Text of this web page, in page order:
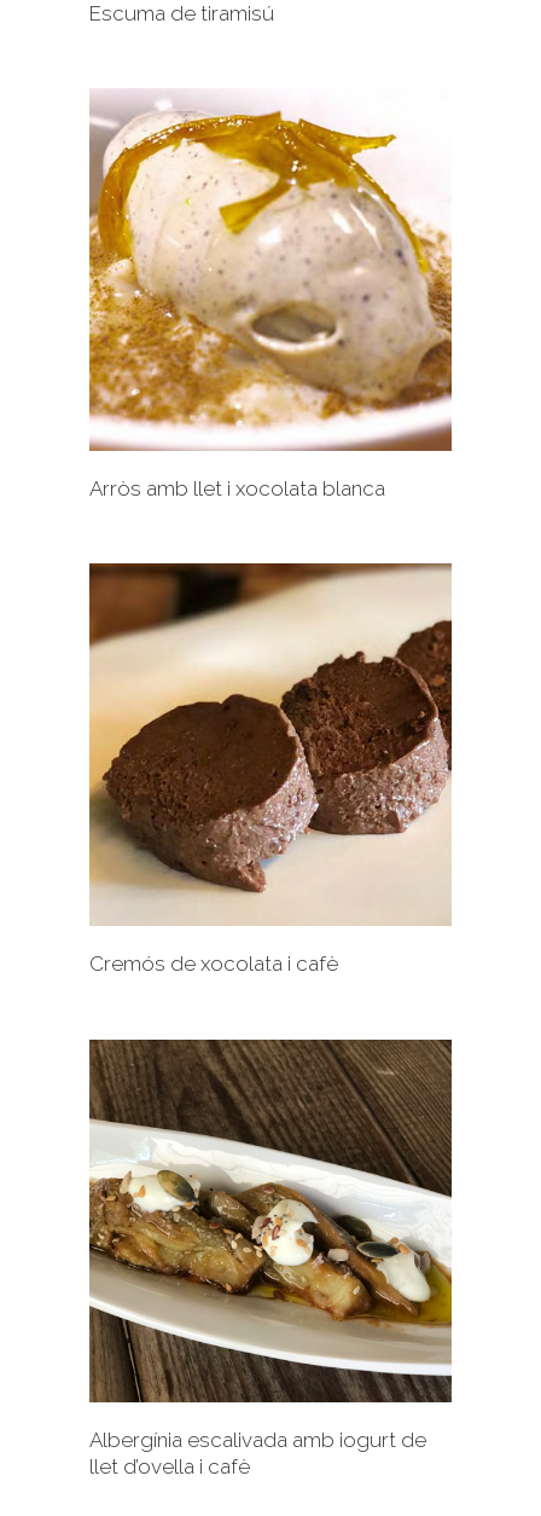
Escuma de tiramisú
+
Arròs amb llet i xocolata blanca
+
Cremós de xocolata i cafè
+
Albergínia escalivada amb iogurt de
llet d’ovella i cafè